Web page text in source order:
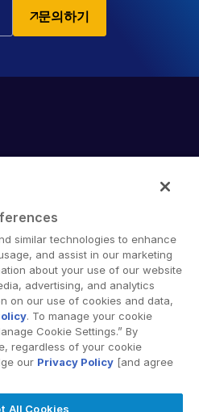
문의하기
software and
solutions that enable
organizational, corporate
Intralinks’ secure platform
and secure file-sharing,
virtual data room (VDR)
similar technologies to enhance
and assist in our marketing
about your use of our website
advertising, and analytics
on our use of cookies and data,
. To manage your cookie
Cookie Settings.” By
regardless of your cookie
our Privacy Policy [and agree
All Cookies